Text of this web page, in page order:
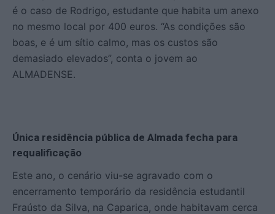
é o caso de Rodrigo, estudante que habita um anexo
no mesmo local por 400 euros. “As condições são
boas, e é um sítio calmo, mas os custos são
demasiado elevados”, conta o jovem ao
ALMADENSE.
Única residência pública de Almada fecha para
requalificação
Este ano, o cenário viu-se agravado com o
encerramento temporário da residência estudantil
Fraústo da Silva, na Caparica, onde habitavam cerca